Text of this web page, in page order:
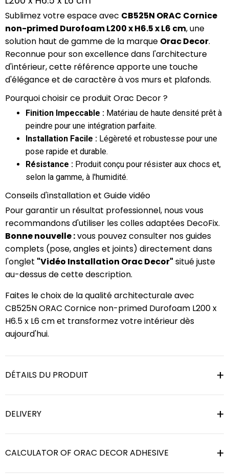
Sublimez votre espace avec CB525N ORAC Cornice
non-primed Durofoam L200 x H6.5 x L6 cm, une
solution haut de gamme de la marque Orac Decor.
Reconnue pour son excellence dans l'architecture
d'intérieur, cette référence apporte une touche
d'élégance et de caractère à vos murs et plafonds.
Pourquoi choisir ce produit Orac Decor ?
Finition Impeccable : Matériau de haute densité prêt à
peindre pour une intégration parfaite.
Installation Facile : Légèreté et robustesse pour une
pose rapide et durable.
Résistance : Produit conçu pour résister aux chocs et,
selon la gamme, à l'humidité.
Conseils d'installation et Guide vidéo
Pour garantir un résultat professionnel, nous vous
recommandons d'utiliser les colles adaptées DecoFix.
Bonne nouvelle :vous pouvez consulter nos guides
complets (pose, angles et joints) directement dans
l'onglet "Vidéo Installation Orac Decor" situé juste
au-dessus de cette description.
Faites le choix de la qualité architecturale avec
CB525N ORAC Cornice non-primed Durofoam L200 x
H6.5 x L6 cm et transformez votre intérieur dès
aujourd'hui.
DÉTAILS DU PRODUIT
DELIVERY
CALCULATOR OF ORAC DECOR ADHESIVE